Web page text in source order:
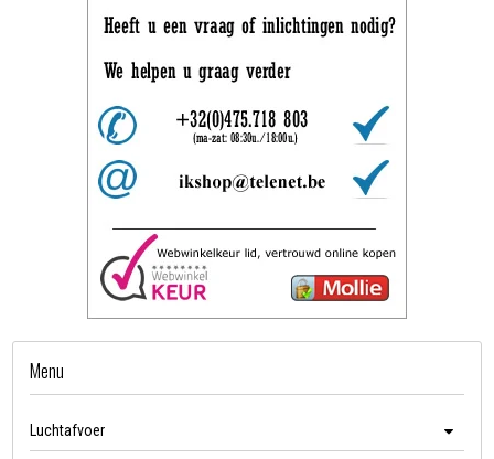
Menu
Luchtafvoer